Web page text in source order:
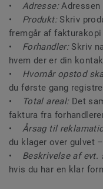
• Adresse:Adressen
• Produkt:Skriv
fremgår af fakturakopi
•
Forhandler:Skriv
hvem der er din
• Hvornår opstod
du første gang
•
Total areal:Det
faktura fra
• Årsag til
du klager over gulvet
• Beskrivelse af evt.
hvis du har en klar